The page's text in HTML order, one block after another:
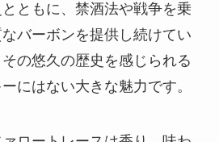
ともに、禁酒法や戦争を乗
バーボンを提供し続けてい
の悠久の歴史を感じられる
にはない大きな魅力です。